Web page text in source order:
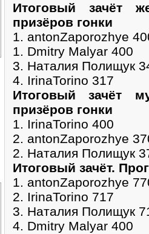
Итоговый зачёт
призёров гонки
1. antonZaporozhye
1. Dmitry Malyar 400
3. Наталия Полищук
4. IrinaTorino 317
Итоговый зачёт
призёров гонки
1. IrinaTorino 400
2. antonZaporozhye
2. Наталия Полищук
Итоговый зачёт.
1. antonZaporozhye
2. IrinaTorino 717
3. Наталия Полищук
4. Dmitry Malyar 400